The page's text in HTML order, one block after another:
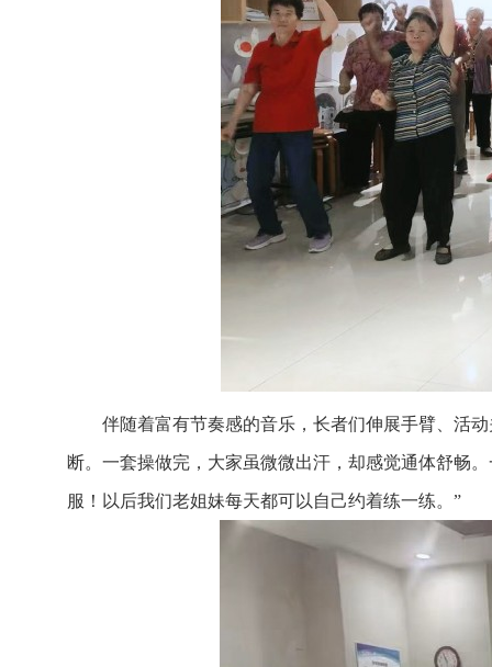
伴随着富有节奏感的音乐，长者们伸展手臂、活
断。一套操做完，大家虽微微出汗，却感觉通体舒畅
服！以后我们老姐妹每天都可以自己约着练一练。”